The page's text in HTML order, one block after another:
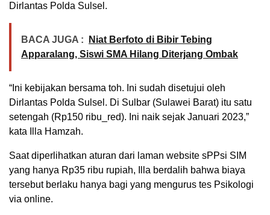
Dirlantas Polda Sulsel.
BACA JUGA :
Niat Berfoto di Bibir Tebing
Apparalang, Siswi SMA Hilang Diterjang Ombak
“Ini kebijakan bersama toh. Ini sudah disetujui oleh
Dirlantas Polda Sulsel. Di Sulbar (Sulawei Barat) itu satu
setengah (Rp150 ribu_red). Ini naik sejak Januari 2023,”
kata Illa Hamzah.
Saat diperlihatkan aturan dari laman website sPPsi SIM
yang hanya Rp35 ribu rupiah, Illa berdalih bahwa biaya
tersebut berlaku hanya bagi yang mengurus tes Psikologi
via online.